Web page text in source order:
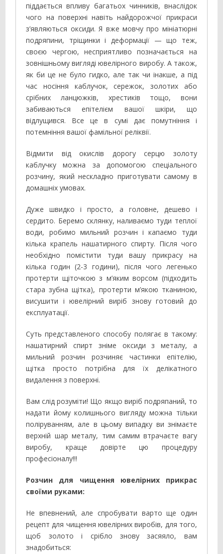
піддається впливу багатьох чинників, внаслідок
чого на поверхні навіть найдорожчої прикраси
з’являються оксиди. Я вже мовчу про мініатюрні
подряпини, тріщинки і деформації — що теж,
своєю чергою, несприятливо позначається на
зовнішньому вигляді ювелірного виробу. А також,
як би це не було гидко, але так чи інакше, а під
час носіння каблучок, сережок, золотих або
срібних ланцюжків, хрестиків тощо, вони
забиваються епітелієм вашої шкіри, що
відлущився. Все це в сумі дає помутніння і
потемніння вашої фамільної реліквії.
Відмити від окислів дорогу серцю золоту
каблучку можна за допомогою спеціального
розчину, який нескладно приготувати самому в
домашніх умовах.
Дуже швидко і просто, а головне, дешево і
сердито. Беремо склянку, наливаємо туди теплої
води, робимо мильний розчин і капаємо туди
кілька крапель нашатирного спирту. Після чого
необхідно помістити туди вашу прикрасу на
кілька годин (2-3 години), після чого легенько
протерти щіточкою з м’яким ворсом (підходить
стара зубна щітка), протерти м’якою тканиною,
висушити і ювелірний виріб знову готовий до
експлуатації.
Суть представленого способу полягає в такому:
нашатирний спирт зніме оксиди з металу, а
мильний розчин розчиняє частинки епітелію,
щітка просто потрібна для їх делікатного
видалення з поверхні.
Вам слід розуміти! Що якщо виріб подряпаний, то
надати йому колишнього вигляду можна тільки
поліруванням, але в цьому випадку ви знімаєте
верхній шар металу, тим самим втрачаєте вагу
виробу, краще довірте цю процедуру
професіоналу!!!
Розчин для чищення ювелірних прикрас
своїми руками:
Не впевнений, але спробувати варто ще один
рецепт для чищення ювелірних виробів, для того,
щоб золото і срібло знову засяяло, вам
знадобиться: